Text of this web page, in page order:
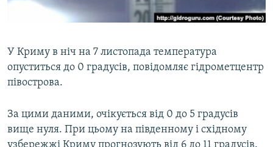
УКРАЇНСЬКА ПРОБЛЕМА КРИМУ
Qırımtatar
У Криму в ніч на 7 листопада температура
опуститься до 0 градусів, повідомляє гідрометцентр
півострова.
За цими даними, очікується від 0 до 5 градусів
вище нуля. При цьому на південному і східному